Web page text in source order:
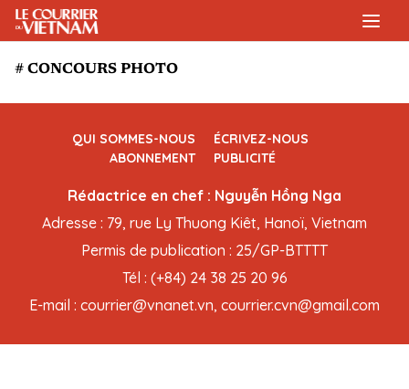
# CONCOURS PHOTO
QUI SOMMES-NOUS
ÉCRIVEZ-NOUS
ABONNEMENT
PUBLICITÉ
Rédactrice en chef : Nguyễn Hồng Nga
Adresse : 79, rue Ly Thuong Kiêt, Hanoï, Vietnam
Permis de publication : 25/GP-BTTTT
Tél : (+84) 24 38 25 20 96
E-mail : courrier@vnanet.vn, courrier.cvn@gmail.com